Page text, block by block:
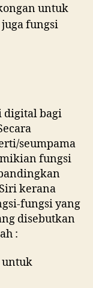
untuk
fungsi
digital bagi
seumpama
fungsi
kerana
fungsi yang
disebutkan
:
untuk